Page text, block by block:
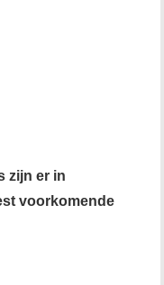
zijn er in
voorkomende